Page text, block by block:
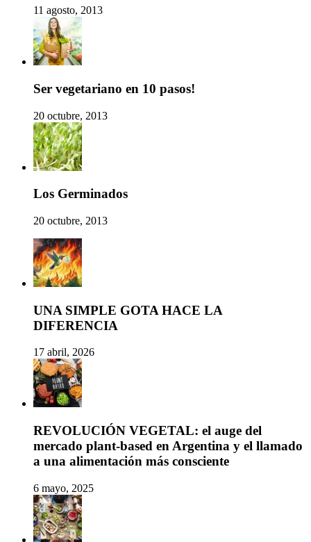
11 agosto, 2013
Ser vegetariano en 10 pasos!
20 octubre, 2013
Los Germinados
20 octubre, 2013
UNA SIMPLE GOTA HACE LA
DIFERENCIA
17 abril, 2026
REVOLUCIÓN VEGETAL: el auge del
mercado plant-based en Argentina y el llamado
a una alimentación más consciente
6 mayo, 2025